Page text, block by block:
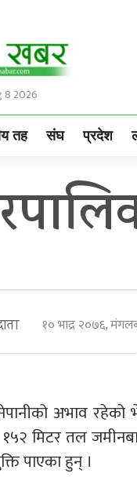
8 2026
तह संघ प्रदेश
१० भाद्र २०७६,
अभाव
मिटर तल
पाएका हुन् ।